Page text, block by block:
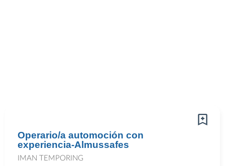
Operario/a automoción con
experiencia-Almussafes
IMAN TEMPORING